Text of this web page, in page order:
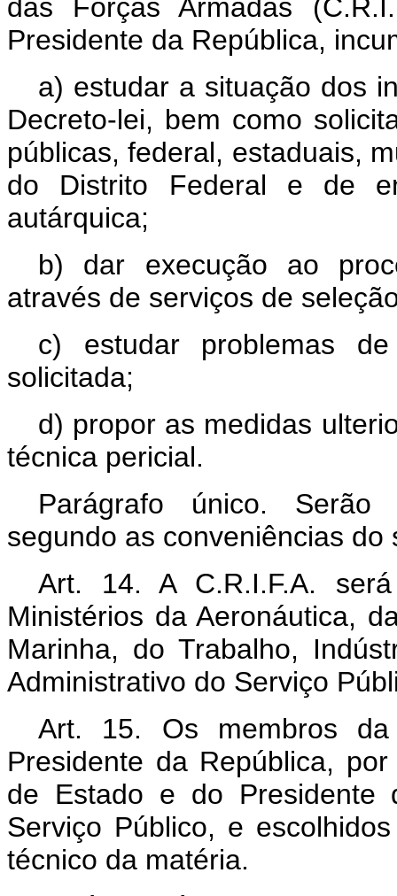
das Fôrças Armadas
Presidente da República,
a) estudar a situação dos
Decreto-lei, bem como
públicas, federal, estaduais,
do Distrito Federal e de
autárquica;
b) dar execução ao
através de serviços de
c) estudar problemas de
solicitada;
d) propor as medidas
técnica pericial.
Parágrafo único. Serão
segundo as conveniências do
Art. 14. A C.R.I.F.A.
Ministérios da Aeronáutica,
Marinha, do Trabalho,
Administrativo do Serviço
Art. 15. Os membros da
Presidente da República,
de Estado e do Presidente
Serviço Público, e
técnico da matéria.